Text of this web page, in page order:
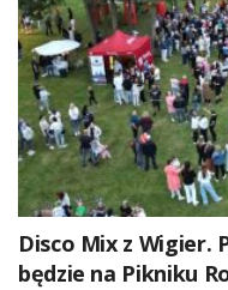
Disco Mix z Wigier.
będzie na Pikniku